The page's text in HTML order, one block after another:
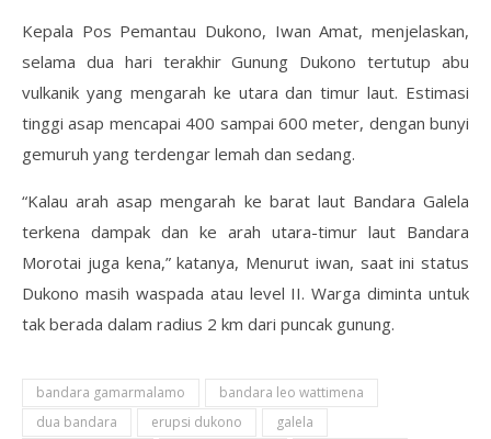
Kepala Pos Pemantau Dukono, Iwan Amat, menjelaskan,
selama dua hari terakhir Gunung Dukono tertutup abu
vulkanik yang mengarah ke utara dan timur laut. Estimasi
tinggi asap mencapai 400 sampai 600 meter, dengan bunyi
gemuruh yang terdengar lemah dan sedang.
“Kalau arah asap mengarah ke barat laut Bandara Galela
terkena dampak dan ke arah utara-timur laut Bandara
Morotai juga kena,” katanya, Menurut iwan, saat ini status
Dukono masih waspada atau level II. Warga diminta untuk
tak berada dalam radius 2 km dari puncak gunung.
bandara gamarmalamo
bandara leo wattimena
dua bandara
erupsi dukono
galela